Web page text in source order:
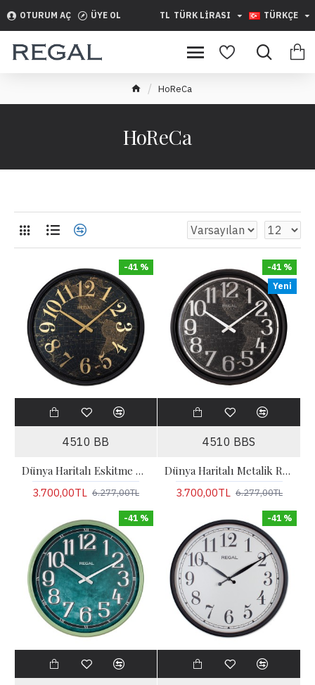
OTURUM AÇ ÜYE OL TL TÜRK LIRASI TÜRKÇE
HoReCa
HoReCa
-41 %
4510 BB
Dünya Haritalı Eskitme Metal Büyük Boy Duvar Saati
3.700,00TL 6.277,00TL
Yeni
-41 %
4510 BBS
Dünya Haritalı Metalik Rakamlı Duvar Saati
3.700,00TL 6.277,00TL
-41 % -41 %